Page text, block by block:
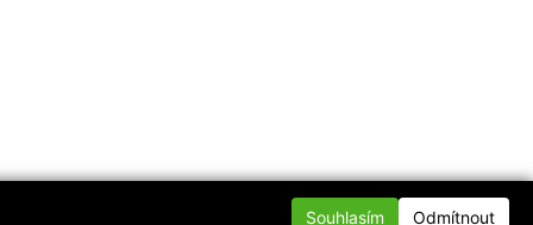
Souhlasím Odmítnout